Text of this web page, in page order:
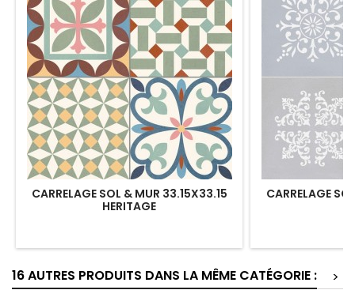
CARRELAGE SOL & MUR 33.15X33.15
HERITAGE
CARRELAGE
16 AUTRES PRODUITS DANS LA MÊME CATÉGORIE :
>